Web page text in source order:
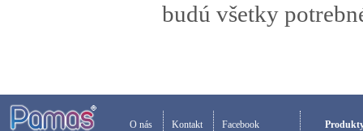
budú všetky
O nás Kontakt Facebook